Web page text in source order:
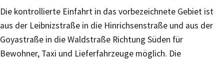
Die kontrollierte Einfahrt in das vorbezeichnete Gebiet ist
aus der Leibnizstraße in die Hinrichsenstraße und aus der
Goyastraße in die Waldstraße Richtung Süden für
Bewohner, Taxi und Lieferfahrzeuge möglich. Die